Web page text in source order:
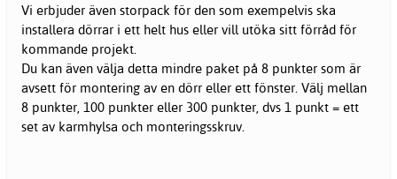
Vi erbjuder även storpack för den som exempelvis ska
installera dörrar i ett helt hus eller vill utöka sitt förråd för
kommande projekt.
Du kan även välja detta mindre paket på 8 punkter som är
avsett för montering av en dörr eller ett fönster. Välj mellan
8 punkter, 100 punkter eller 300 punkter, dvs 1 punkt = ett
set av karmhylsa och monteringsskruv.